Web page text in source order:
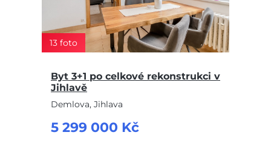
13 foto
Byt 3+1 po celkové rekonstrukci v
Jihlavě
Demlova, Jihlava
5 299 000 Kč